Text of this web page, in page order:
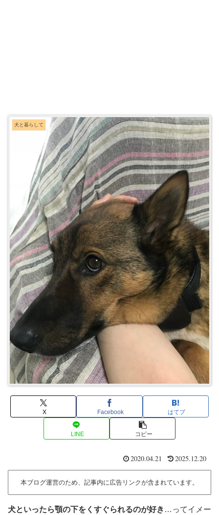
犬と暮らして
X Facebook はてブ
LINE コピー
2020.04.21 2025.12.20
本ブログ運営のため、記事内に広告リンクが含まれています。
犬といったら顎の下をくすぐられるのが好き …ってイメー